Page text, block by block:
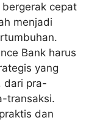
cepat
menjadi
Bank harus
yang
dari pra-
transaksi.
dan